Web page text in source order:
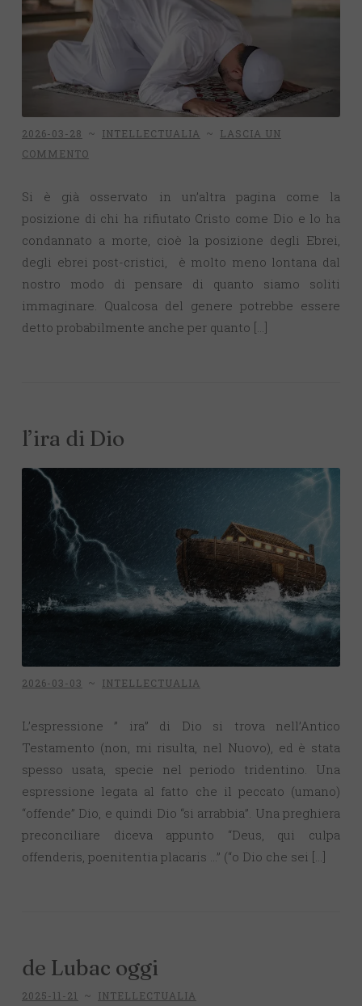
2026-03-28 ~ INTELLECTUALIA ~
LASCIA UN
COMMENTO
Si è già osservato in un’altra pagina come la
posizione di chi ha rifiutato Cristo come Dio e lo ha
condannato a morte, cioè la posizione degli Ebrei,
degli ebrei post-cristici, è molto meno lontana dal
nostro modo di pensare di quanto siamo soliti
immaginare. Qualcosa del genere potrebbe essere
detto probabilmente anche per quanto […]
l’ira di Dio
2026-03-03 ~ INTELLECTUALIA
L’espressione ” ira” di Dio si trova nell’Antico
Testamento (non, mi risulta, nel Nuovo), ed è stata
spesso usata, specie nel periodo tridentino. Una
espressione legata al fatto che il peccato (umano)
“offende” Dio, e quindi Dio “si arrabbia”. Una preghiera
preconciliare diceva appunto “Deus, qui culpa
offenderis, poenitentia placaris …” (“o Dio che sei […]
de Lubac oggi
2025-11-21 ~ INTELLECTUALIA